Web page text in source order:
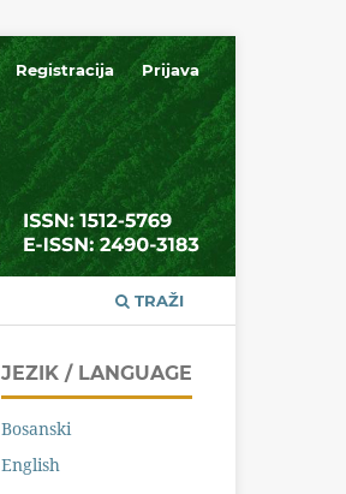
TRAŽI
Registracija Prijava
JEZIK / LANGUAGE
Bosanski
English